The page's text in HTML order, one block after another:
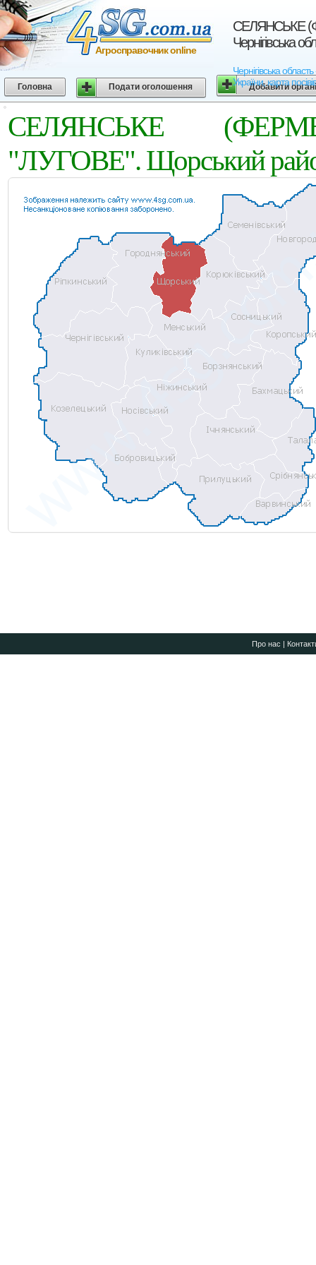
СЕЛЯНСЬКЕ
Чернігівська
Чернігівська
України, карта
Агросправочник online
Головна Подати оголошення Добавити
СЕЛЯНСЬКЕ
"ЛУГОВЕ". Щорський
Про нас |